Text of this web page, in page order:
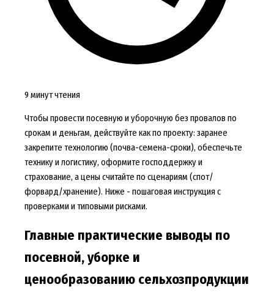
9 минут чтения
Чтобы провести посевную и уборочную без провалов по
срокам и деньгам, действуйте как по проекту: заранее
закрепите технологию (почва-семена-сроки), обеспечьте
технику и логистику, оформите господдержку и
страхование, а цены считайте по сценариям (спот/
форвард/хранение). Ниже - пошаговая инструкция с
проверками и типовыми рисками.
Главные практические выводы по
посевной, уборке и
ценообразованию сельхозпродукции